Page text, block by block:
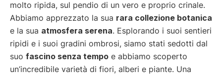
molto ripida, sul pendio di un vero e proprio crinale.
Abbiamo apprezzato la sua rara collezione botanica
e la sua atmosfera serena. Esplorando i suoi sentieri
ripidi e i suoi gradini ombrosi, siamo stati sedotti dal
suo fascino senza tempo e abbiamo scoperto
un’incredibile varietà di fiori, alberi e piante. Una